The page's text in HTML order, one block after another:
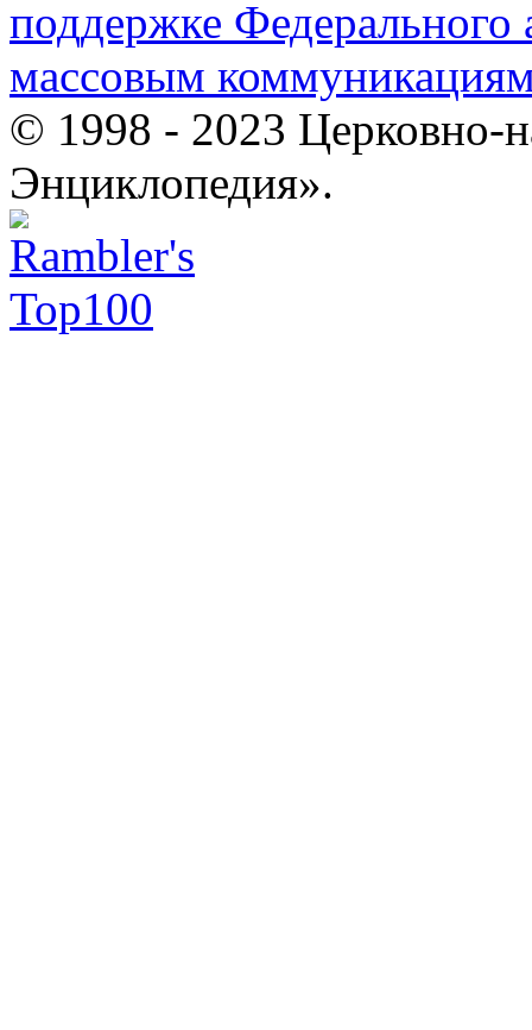
поддержке Федерального
массовым
© 1998 - 2023 Церковно-
Энциклопедия».